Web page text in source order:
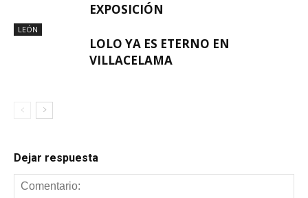
EXPOSICIÓN
LEÓN
LOLO YA ES ETERNO EN
VILLACELAMA
Dejar respuesta